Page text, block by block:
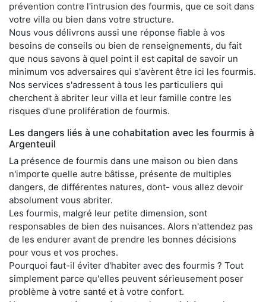
prévention contre l'intrusion des fourmis, que ce soit dans
votre villa ou bien dans votre structure.
Nous vous délivrons aussi une réponse fiable à vos
besoins de conseils ou bien de renseignements, du fait
que nous savons à quel point il est capital de savoir un
minimum vos adversaires qui s'avèrent être ici les fourmis.
Nos services s'adressent à tous les particuliers qui
cherchent à abriter leur villa et leur famille contre les
risques d'une prolifération de fourmis.
Les dangers liés à une cohabitation avec les fourmis à
Argenteuil
La présence de fourmis dans une maison ou bien dans
n'importe quelle autre bâtisse, présente de multiples
dangers, de différentes natures, dont- vous allez devoir
absolument vous abriter.
Les fourmis, malgré leur petite dimension, sont
responsables de bien des nuisances. Alors n'attendez pas
de les endurer avant de prendre les bonnes décisions
pour vous et vos proches.
Pourquoi faut-il éviter d'habiter avec des fourmis ? Tout
simplement parce qu'elles peuvent sérieusement poser
problème à votre santé et à votre confort.